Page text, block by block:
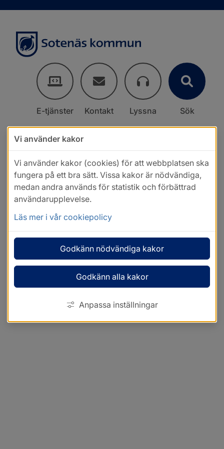
E-tjänster Kontakt Lyssna Sök
Vi använder kakor
Vi använder kakor (cookies) för att webbplatsen ska
fungera på ett bra sätt. Vissa kakor är nödvändiga,
medan andra används för statistik och förbättrad
användarupplevelse.
Läs mer i vår cookiepolicy
Godkänn nödvändiga kakor
Godkänn alla kakor
Anpassa inställningar